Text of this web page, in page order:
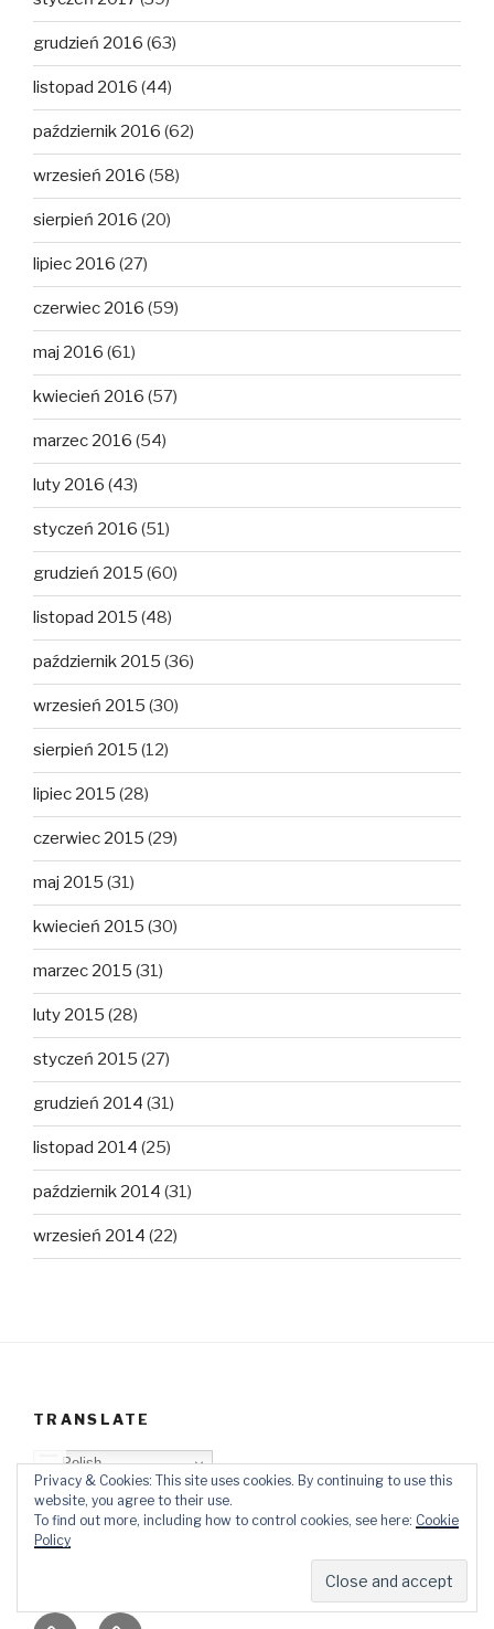
grudzień 2016 (63)
listopad 2016 (44)
październik 2016 (62)
wrzesień 2016 (58)
sierpień 2016 (20)
lipiec 2016 (27)
czerwiec 2016 (59)
maj 2016 (61)
kwiecień 2016 (57)
marzec 2016 (54)
luty 2016 (43)
styczeń 2016 (51)
grudzień 2015 (60)
listopad 2015 (48)
październik 2015 (36)
wrzesień 2015 (30)
sierpień 2015 (12)
lipiec 2015 (28)
czerwiec 2015 (29)
maj 2015 (31)
kwiecień 2015 (30)
marzec 2015 (31)
luty 2015 (28)
styczeń 2015 (27)
grudzień 2014 (31)
listopad 2014 (25)
październik 2014 (31)
wrzesień 2014 (22)
TRANSLATE
Polish
Video
Blog
Privacy & Cookies: This site uses cookies. By continuing to use this
website, you agree to their use.
To find out more, including how to control cookies, see here: Cookie
Policy